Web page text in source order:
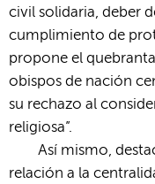
civil solidaria, deber
cumplimiento de
propone el
obispos de nación
su rechazo al
religiosa”.
Así mismo,
relación a la